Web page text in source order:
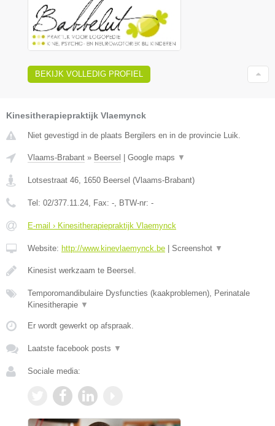
BEKIJK VOLLEDIG PROFIEL
Kinesitherapiepraktijk Vlaemynck
Niet gevestigd in de plaats Bergilers en in de provincie Luik.
Vlaams-Brabant » Beersel Google maps ▼
Lotsestraat 46 1650 Beersel (Vlaams-Brabant)
Tel: 02/377.11.24 , Fax: - , BTW-nr: -
E-mail › Kinesitherapiepraktijk Vlaemynck
Website: http://www.kinevlaemynck.be Screenshot ▼
Kinesist werkzaam te Beersel.
Temporomandibulaire Dysfuncties (kaakproblemen), Perinatale
Kinesitherapie ▼
Er wordt gewerkt op afspraak.
Laatste facebook posts ▼
Sociale media: